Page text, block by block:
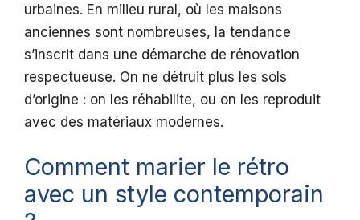
urbaines. En milieu rural, où les maisons
anciennes sont nombreuses, la tendance
s’inscrit dans une démarche de rénovation
respectueuse. On ne détruit plus les sols
d’origine : on les réhabilite, ou on les reproduit
avec des matériaux modernes.
Comment marier le rétro
avec un style contemporain